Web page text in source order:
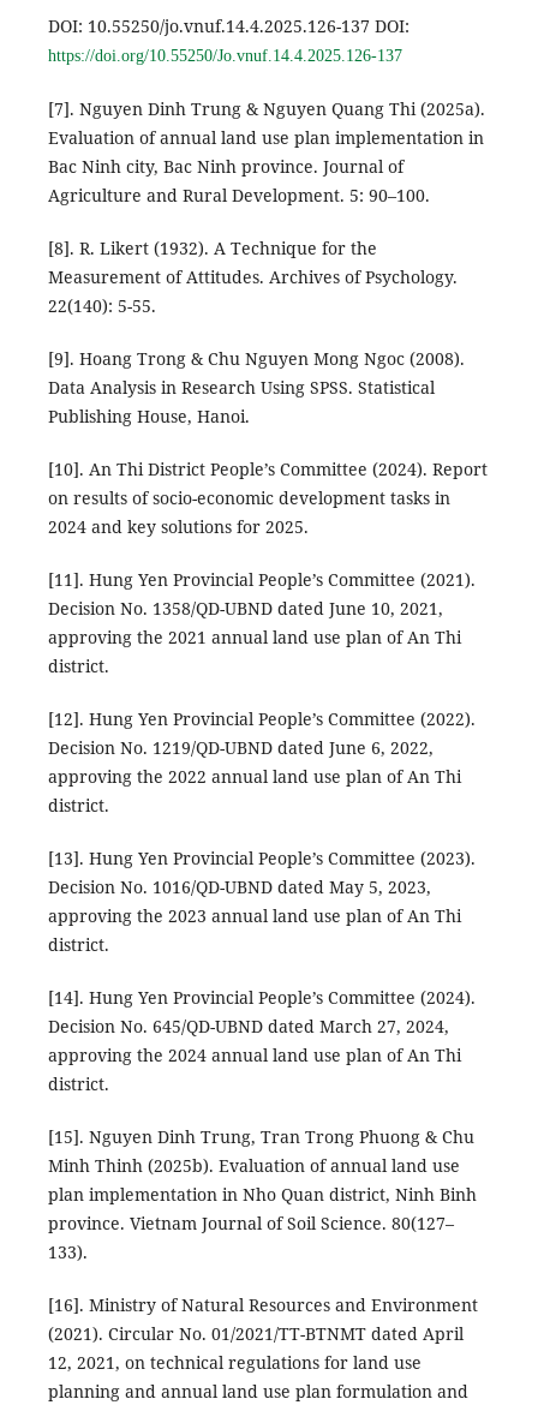
DOI: 10.55250/jo.vnuf.14.4.2025.126-137 DOI:
https://doi.org/10.55250/Jo.vnuf.14.4.2025.126-137
[7]. Nguyen Dinh Trung & Nguyen Quang Thi (2025a).
Evaluation of annual land use plan implementation in
Bac Ninh city, Bac Ninh province. Journal of
Agriculture and Rural Development. 5: 90–100.
[8]. R. Likert (1932). A Technique for the
Measurement of Attitudes. Archives of Psychology.
22(140): 5-55.
[9]. Hoang Trong & Chu Nguyen Mong Ngoc (2008).
Data Analysis in Research Using SPSS. Statistical
Publishing House, Hanoi.
[10]. An Thi District People’s Committee (2024). Report
on results of socio-economic development tasks in
2024 and key solutions for 2025.
[11]. Hung Yen Provincial People’s Committee (2021).
Decision No. 1358/QD-UBND dated June 10, 2021,
approving the 2021 annual land use plan of An Thi
district.
[12]. Hung Yen Provincial People’s Committee (2022).
Decision No. 1219/QD-UBND dated June 6, 2022,
approving the 2022 annual land use plan of An Thi
district.
[13]. Hung Yen Provincial People’s Committee (2023).
Decision No. 1016/QD-UBND dated May 5, 2023,
approving the 2023 annual land use plan of An Thi
district.
[14]. Hung Yen Provincial People’s Committee (2024).
Decision No. 645/QD-UBND dated March 27, 2024,
approving the 2024 annual land use plan of An Thi
district.
[15]. Nguyen Dinh Trung, Tran Trong Phuong & Chu
Minh Thinh (2025b). Evaluation of annual land use
plan implementation in Nho Quan district, Ninh Binh
province. Vietnam Journal of Soil Science. 80(127–
133).
[16]. Ministry of Natural Resources and Environment
(2021). Circular No. 01/2021/TT-BTNMT dated April
12, 2021, on technical regulations for land use
planning and annual land use plan formulation and